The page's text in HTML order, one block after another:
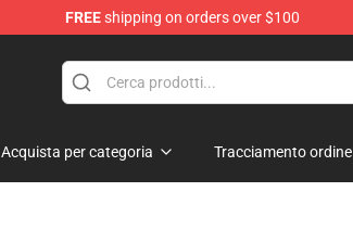
FREEshipping on orders over $100
Acquista per categoria Tracciamento ordine